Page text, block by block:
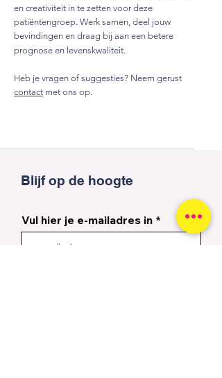
en creativiteit in te zetten voor deze
patiëntengroep. Werk samen, deel jouw
bevindingen en draag bij aan een betere
prognose en levenskwaliteit.
Heb je vragen of suggesties? Neem gerust
contact met ons op.
Blijf op de hoogte
Vul hier je e-mailadres in